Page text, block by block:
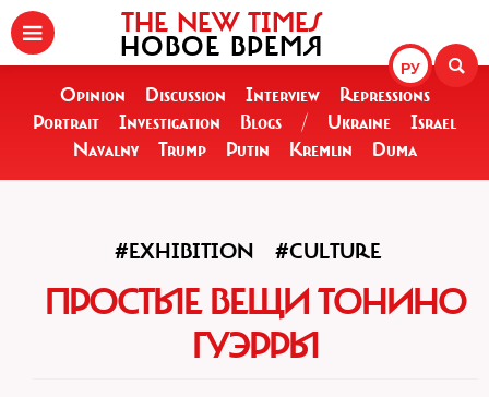
РУ
THE NEW TIMES
НОВОЕ ВРЕМЯ
Opinion Discussion Interview
Repressions
Portrait
Investigation Blogs / Ukraine
Israel
Navalny
Trump Putin Kremlin Duma
#EXHIBITION #CULTURE
ПРОСТЫЕ ВЕЩИ ТОНИНО
ГУЭРРЫ